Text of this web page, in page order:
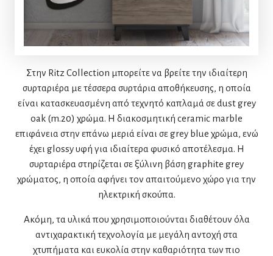
Στην Ritz Collection μπορείτε να βρείτε την ιδιαίτερη
συρταριέρα με τέσσερα συρτάρια αποθήκευσης, η οποία
είναι κατασκευασμένη από τεχνητό καπλαμά σε dust grey
oak (m.20) χρώμα. Η διακοσμητική ceramic marble
επιφάνεια στην επάνω μεριά είναι σε grey blue χρώμα, ενώ
έχει glossy υφή για ιδιαίτερα φυσικό αποτέλεσμα. Η
συρταριέρα στηρίζεται σε ξύλινη βάση graphite grey
χρώματος, η οποία αφήνει τον απαιτούμενο χώρο για την
ηλεκτρική σκούπα.
Ακόμη, τα υλικά που χρησιμοποιούνται διαθέτουν όλα
αντιχαρακτική τεχνολογία με μεγάλη αντοχή στα
χτυπήματα και ευκολία στην καθαριότητα των πιο